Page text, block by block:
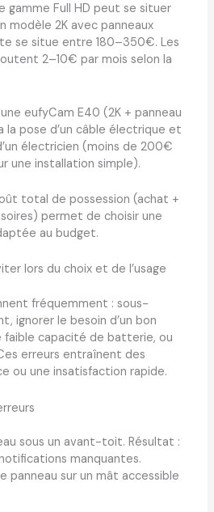
gamme Full HD peut se situer
modèle 2K avec panneaux
se situe entre 180–350€. Les
2–10€ par mois selon la
eufyCam E40 (2K + panneau
pose d’un câble électrique et
électricien (moins de 200€
une installation simple).
total de possession (achat +
permet de choisir une
au budget.
lors du choix et de l’usage
fréquemment : sous-
ignorer le besoin d’un bon
faible capacité de batterie, ou
erreurs entraînent des
ou une insatisfaction rapide.
sous un avant-toit. Résultat :
manquantes.
panneau sur un mât accessible